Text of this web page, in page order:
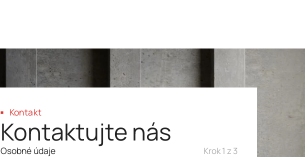
Kontakt
Kontaktujte nás
Osobné údaje Krok 1 z 3